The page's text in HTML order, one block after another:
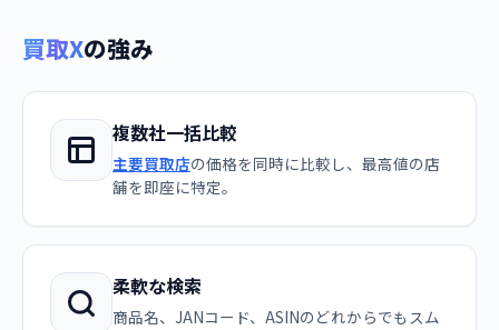
買取Xの強み
複数社一括比較
主要買取店の価格を同時に比較し、最高値の店
舗を即座に特定。
柔軟な検索
商品名、JANコード、ASINのどれからでもスム